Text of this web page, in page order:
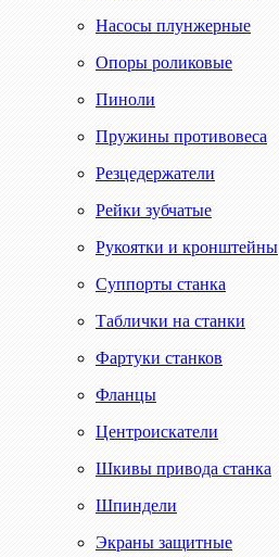
Насосы плунжерные
Опоры роликовые
Пиноли
Пружины противовеса
Резцедержатели
Рейки зубчатые
Рукоятки и кронштейны
Суппорты станка
Таблички на станки
Фартуки станков
Фланцы
Центроискатели
Шкивы привода станка
Шпиндели
Экраны защитные